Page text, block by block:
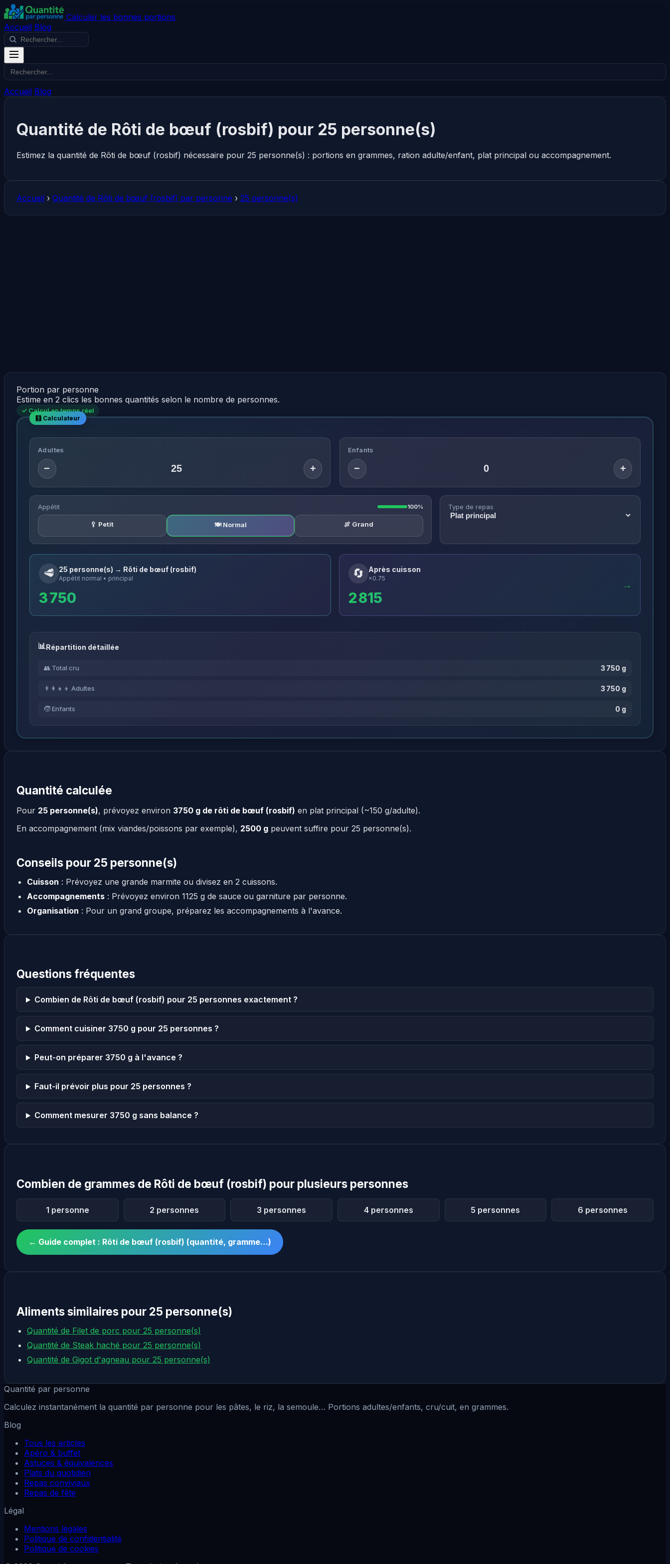
Calculer les bonnes portions
Accueil Blog
Accueil Blog
Quantité de Rôti de bœuf (rosbif) pour 25 personne(s)
Estimez la quantité de Rôti de bœuf (rosbif) nécessaire pour 25 personne(s) : portions en grammes, ration adulte/enfant, plat principal ou accompagnement.
Accueil › Quantité de Rôti de bœuf (rosbif) par personne › 25 personne(s)
Portion par personne
Estime en 2 clics les bonnes quantités selon le nombre de personnes.
✓ Calcul en temps réel
Adultes
− +
Enfants
− +
Appétit 100%
🥄 Petit 🍽️ Normal 🍖 Grand
Type de repas
🥩 25 personne(s) → Rôti de bœuf (rosbif)
Appétit normal • principal
3 750
🔄 Après cuisson
×0.75
2 815
→
Répartition détaillée
👥 Total cru 3 750 g
👨‍👩‍👧‍👦 Adultes 3 750 g
🧒 Enfants 0 g
Quantité calculée
Pour 25 personne(s), prévoyez environ 3750 g de rôti de bœuf (rosbif) en plat principal (~150 g/adulte).
En accompagnement (mix viandes/poissons par exemple), 2500 g peuvent suffire pour 25 personne(s).
Conseils pour 25 personne(s)
Cuisson : Prévoyez une grande marmite ou divisez en 2 cuissons.
Accompagnements: Prévoyez environ 1125 g de sauce ou garniture par personne.
Organisation : Pour un grand groupe, préparez les accompagnements à l'avance.
Questions fréquentes
Combien de Rôti de bœuf (rosbif) pour 25 personnes exactement ?
Comment cuisiner 3750 g pour 25 personnes ?
Peut-on préparer 3750 g à l'avance ?
Faut-il prévoir plus pour 25 personnes ?
Comment mesurer 3750 g sans balance ?
Combien de grammes de Rôti de bœuf (rosbif) pour plusieurs personnes
1 personne 2 personnes 3 personnes 4 personnes 5 personnes 6 personnes
← Guide complet : Rôti de bœuf (rosbif) (quantité, gramme…)
Aliments similaires pour 25 personne(s)
Quantité de Filet de porc pour 25 personne(s)
Quantité de Steak haché pour 25 personne(s)
Quantité de Gigot d'agneau pour 25 personne(s)
Quantité par personne
Calculez instantanément la quantité par personne pour les pâtes, le riz, la semoule… Portions adultes/enfants, cru/cuit, en grammes.
Blog
Tous les articles
Apéro & buffet
Astuces & équivalences
Plats du quotidien
Repas conviviaux
Repas de fête
Légal
Mentions légales
Politique de confidentialité
Politique de cookies